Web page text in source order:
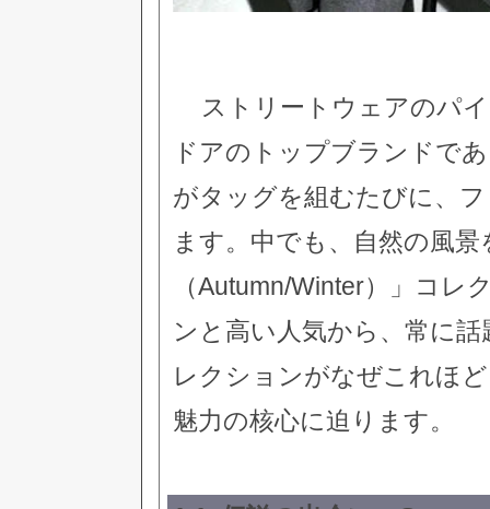
ストリートウェアのパ
ドアのトップブランドで
がタッグを組むたびに、
ます。中でも、自然の風
（Autumn/Winter）」コ
ンと高い人気から、常に
レクションがなぜこれほ
魅力の核心に迫ります。